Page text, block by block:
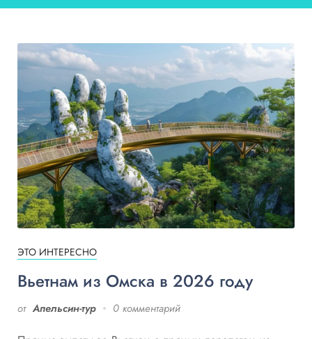
ЭТО ИНТЕРЕСНО
Вьетнам из Омска в 2026 году
от Апельсин-тур 0 комментарий